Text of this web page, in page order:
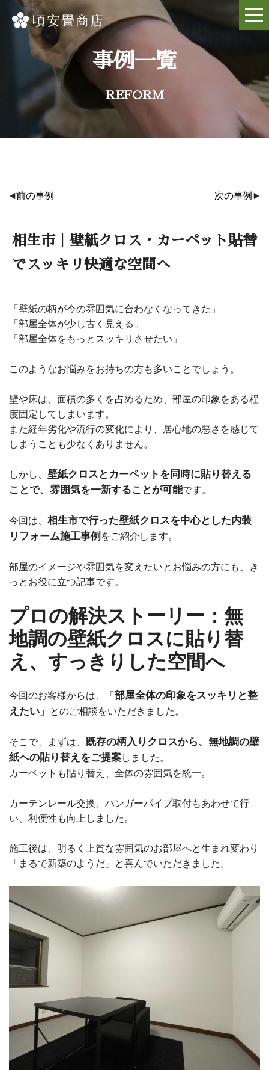
事例一覧
REFORM
前の事例 次の事例
相生市｜壁紙クロス・カーペット貼替
でスッキリ快適な空間へ
「壁紙の柄が今の雰囲気に合わなくなってきた」
「部屋全体が少し古く見える」
「部屋全体をもっとスッキリさせたい」
このようなお悩みをお持ちの方も多いことでしょう。
壁や床は、面積の多くを占めるため、部屋の印象をある程
度固定してしまいます。
また経年劣化や流行の変化により、居心地の悪さを感じて
しまうことも少なくありません。
しかし、 壁紙クロスとカーペットを同時に貼り替える
ことで、雰囲気を一新することが可能です。
今回は、 相生市で行った壁紙クロスを中心とした内装
リフォーム施工事例 をご紹介します。
部屋のイメージや雰囲気を変えたいとお悩みの方にも、き
っとお役に立つ記事です。
プロの解決ストーリー：無
地調の壁紙クロスに貼り替
え、すっきりした空間へ
今回のお客様からは、「 部屋全体の印象をスッキリと整
えたい」
とのご相談をいただきました。
そこで、まずは、 既存の柄入りクロスから、無地調の壁
紙への貼り替えをご提案しました。
カーペットも貼り替え、全体の雰囲気を統一。
カーテンレール交換、ハンガーパイプ取付もあわせて行
い、利便性も向上しました。
施工後は、明るく上質な雰囲気のお部屋へと生まれ変わり
「まるで新築のようだ」と喜んでいただきました。